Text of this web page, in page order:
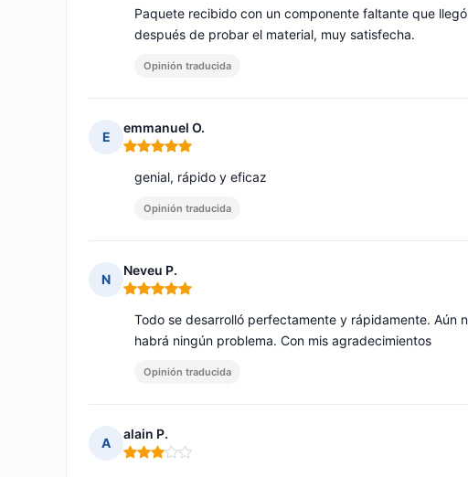
Paquete recibido con un componente faltante que
después de probar el material, muy satisfecha.
Opinión traducida
E
emmanuel O.
Nota: 5 de 5
genial, rápido y eficaz
Opinión traducida
N
Neveu P.
Nota: 5 de 5
Todo se desarrolló perfectamente y rápidamente. Aún
habrá ningún problema. Con mis agradecimientos
Opinión traducida
A
alain P.
Nota: 3 de 5